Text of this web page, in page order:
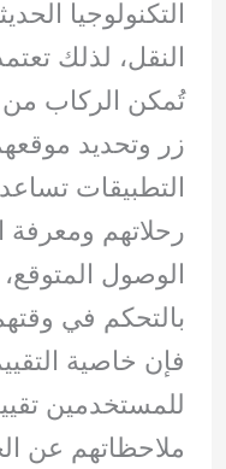
التكنولوجيا
النقل، لذلك
تُمكن الركاب
زر وتحديد
التطبيقات
رحلاتهم ومعرفة
الوصول
بالتحكم في
فإن خاصية
للمستخدمين
ملاحظاتهم عن